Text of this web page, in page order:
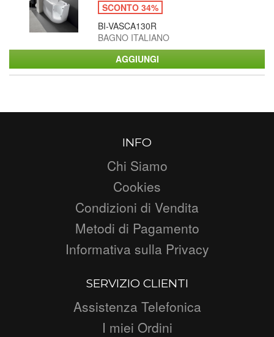
SCONTO 34%
BI-VASCA130R
BAGNO ITALIANO
INFO
Chi Siamo
Cookies
Condizioni di Vendita
Metodi di Pagamento
Informativa sulla Privacy
SERVIZIO CLIENTI
Assistenza Telefonica
I miei Ordini